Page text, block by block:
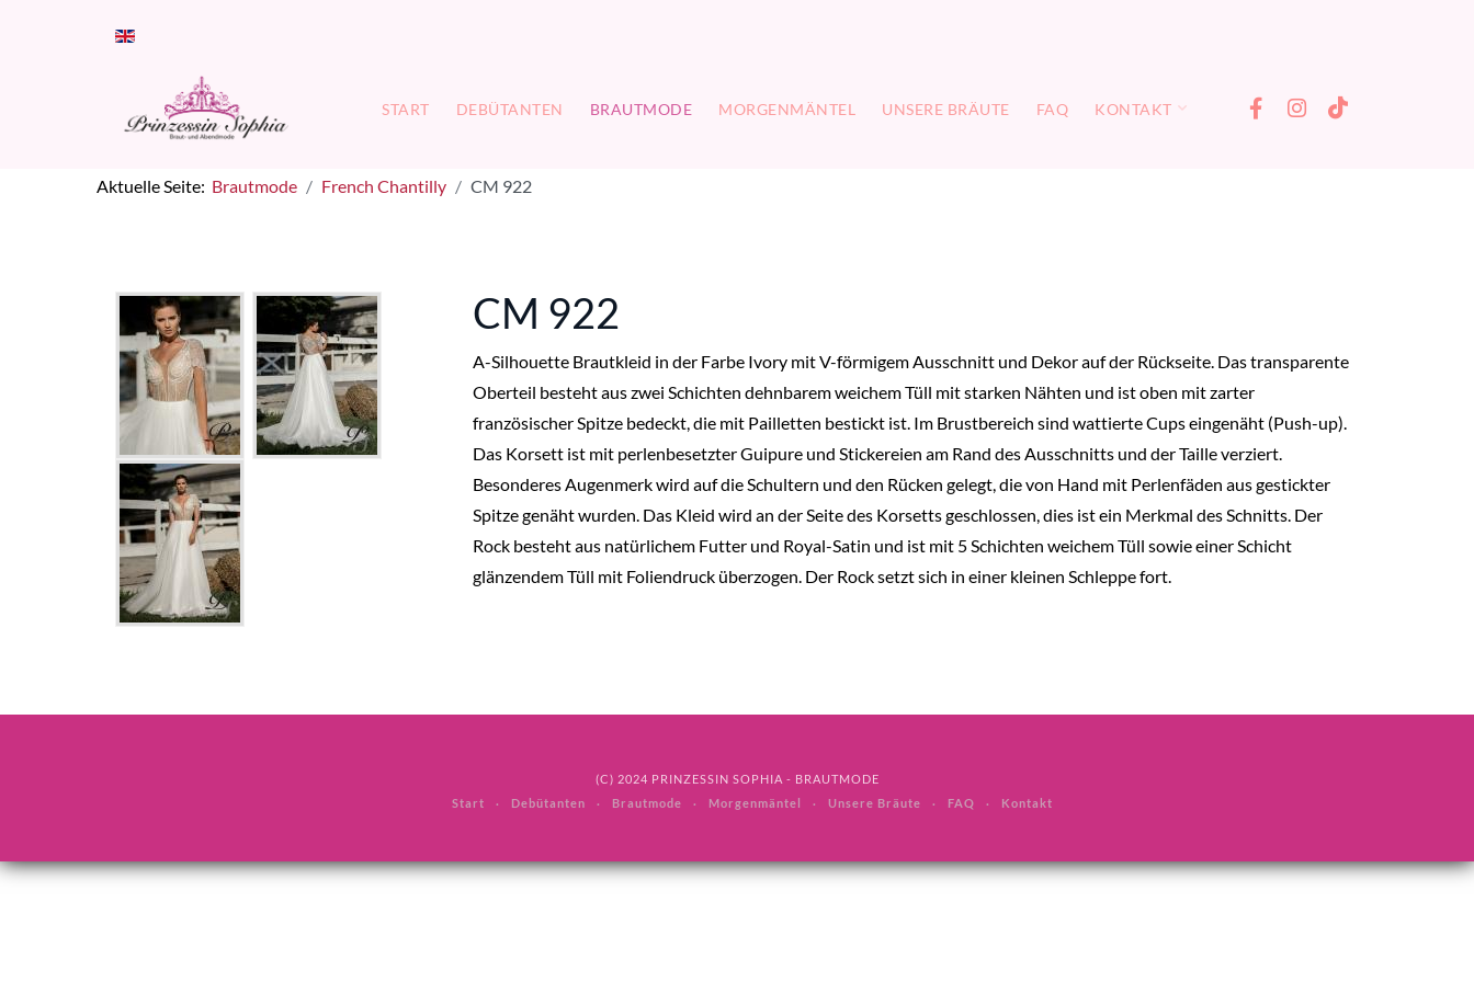
START DEBÜTANTEN BRAUTMODE MORGENMÄNTEL UNSERE BRÄUTE FAQ KONTAKT
Aktuelle Seite: Brautmode French Chantilly CM 922
CM 922
A-Silhouette Brautkleid in der Farbe Ivory mit V-förmigem Ausschnitt und Dekor auf der Rückseite. Das transparente
Oberteil besteht aus zwei Schichten dehnbarem weichem Tüll mit starken Nähten und ist oben mit zarter
französischer Spitze bedeckt, die mit Pailletten bestickt ist. Im Brustbereich sind wattierte Cups eingenäht (Push-up).
Das Korsett ist mit perlenbesetzter Guipure und Stickereien am Rand des Ausschnitts und der Taille verziert.
Besonderes Augenmerk wird auf die Schultern und den Rücken gelegt, die von Hand mit Perlenfäden aus gestickter
Spitze genäht wurden. Das Kleid wird an der Seite des Korsetts geschlossen, dies ist ein Merkmal des Schnitts. Der
Rock besteht aus natürlichem Futter und Royal-Satin und ist mit 5 Schichten weichem Tüll sowie einer Schicht
glänzendem Tüll mit Foliendruck überzogen. Der Rock setzt sich in einer kleinen Schleppe fort.
(C) 2024 PRINZESSIN SOPHIA - BRAUTMODE
Start
Debütanten Brautmode Morgenmäntel Unsere Bräute FAQ Kontakt